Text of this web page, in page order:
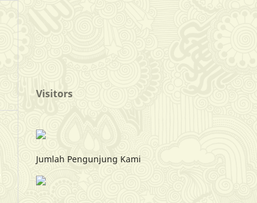
Visitors
Jumlah Pengunjung Kami